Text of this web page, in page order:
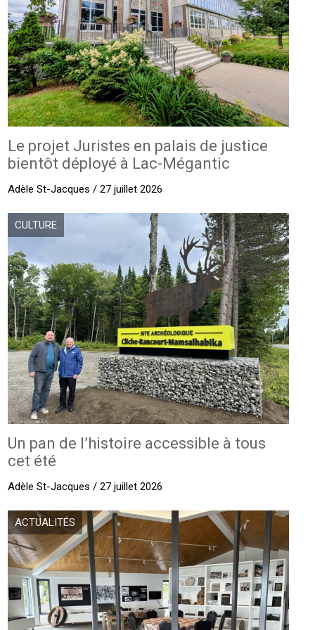
Le projet Juristes en palais de justice
bientôt déployé à Lac-Mégantic
Adèle St-Jacques / 27 juillet 2026
CULTURE
Un pan de l’histoire accessible à tous
cet été
Adèle St-Jacques / 27 juillet 2026
ACTUALITÉS